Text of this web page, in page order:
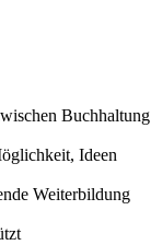
Buchhaltung
Ideen
Weiterbildung